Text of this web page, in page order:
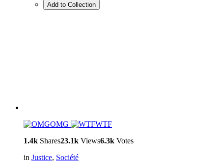
Add to Collection
OMG
WTF
1.4k Shares23.1k Views6.3k Votes
in Justice, Société